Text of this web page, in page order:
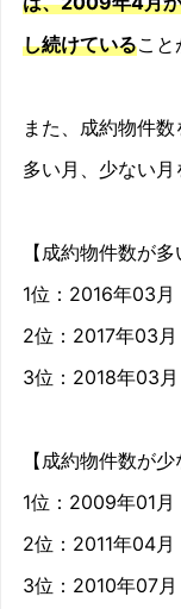
2010/06
2010/08
2010/11
2010/12
2011/02
2011/03
し続けていること
また、成約物件
多い月、少ない月
【成約物件数が
1位：2016年03月
2位：2017年03月
3位：2018年03月
【成約物件数が
1位：2009年01月
2位：2011年04月
3位：2010年07月